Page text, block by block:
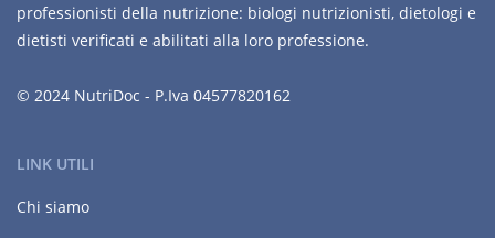
professionisti della nutrizione: biologi nutrizionisti, dietologi e
dietisti verificati e abilitati alla loro professione.
© 2024 NutriDoc - P.Iva 04577820162
LINK UTILI
Chi siamo